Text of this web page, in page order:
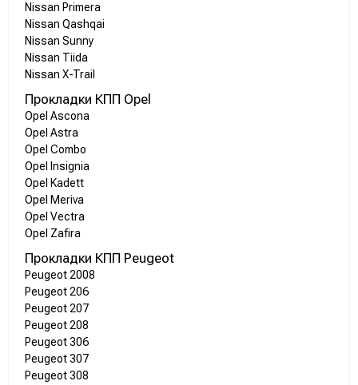
Nissan Primera
Nissan Qashqai
Nissan Sunny
Nissan Tiida
Nissan X-Trail
Прокладки КПП Opel
Opel Ascona
Opel Astra
Opel Combo
Opel Insignia
Opel Kadett
Opel Meriva
Opel Vectra
Opel Zafira
Прокладки КПП Peugeot
Peugeot 2008
Peugeot 206
Peugeot 207
Peugeot 208
Peugeot 306
Peugeot 307
Peugeot 308